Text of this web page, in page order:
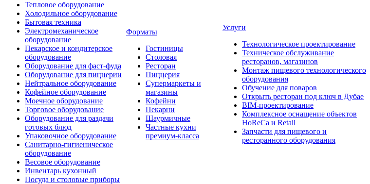
Тепловое оборудование
Холодильное оборудование
Бытовая техника
Электромеханическое
оборудование
Пекарское и кондитерское
оборудование
Оборудование для фаст-фуда
Оборудование для пиццерии
Нейтральное оборудование
Кофейное оборудование
Моечное оборудование
Торговое оборудование
Оборудование для раздачи
готовых блюд
Упаковочное оборудование
Санитарно-гигиеническое
оборудование
Весовое оборудование
Инвентарь кухонный
Посуда и столовые приборы
Форматы
Гостиницы
Столовая
Ресторан
Пиццерия
Супермаркеты и
магазины
Кофейни
Пекарни
Шаурмичные
Частные кухни
премиум-класса
Услуги
Технологическое проектирование
Техническое обслуживание
ресторанов, магазинов
Монтаж пищевого технологического
оборудования
Обучение для поваров
Открыть ресторан под ключ в Дубае
BIM-проектирование
Комплексное оснащение объектов
HoReCa и Retail
Запчасти для пищевого и
ресторанного оборудования